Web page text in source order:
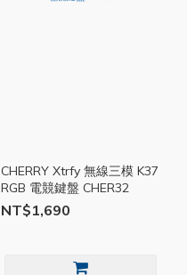
CHERRY Xtrfy 無線三模 K37
RGB 電競鍵盤 CHER32
NT$1,690